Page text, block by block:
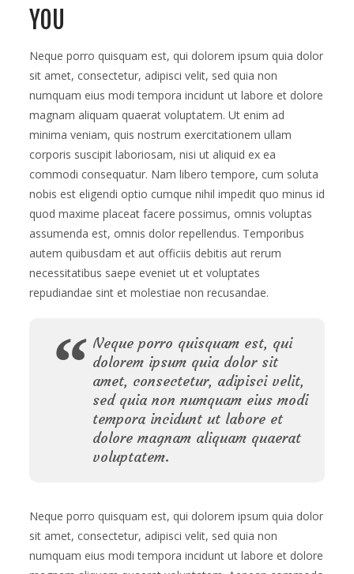
YOU
Neque porro quisquam est, qui dolorem ipsum quia dolor
sit amet, consectetur, adipisci velit, sed quia non
numquam eius modi tempora incidunt ut labore et dolore
magnam aliquam quaerat voluptatem. Ut enim ad
minima veniam, quis nostrum exercitationem ullam
corporis suscipit laboriosam, nisi ut aliquid ex ea
commodi consequatur. Nam libero tempore, cum soluta
nobis est eligendi optio cumque nihil impedit quo minus id
quod maxime placeat facere possimus, omnis voluptas
assumenda est, omnis dolor repellendus. Temporibus
autem quibusdam et aut officiis debitis aut rerum
necessitatibus saepe eveniet ut et voluptates
repudiandae sint et molestiae non recusandae.
Neque porro quisquam est, qui
dolorem ipsum quia dolor sit
amet, consectetur, adipisci velit,
sed quia non numquam eius modi
tempora incidunt ut labore et
dolore magnam aliquam quaerat
voluptatem.
Neque porro quisquam est, qui dolorem ipsum quia dolor
sit amet, consectetur, adipisci velit, sed quia non
numquam eius modi tempora incidunt ut labore et dolore